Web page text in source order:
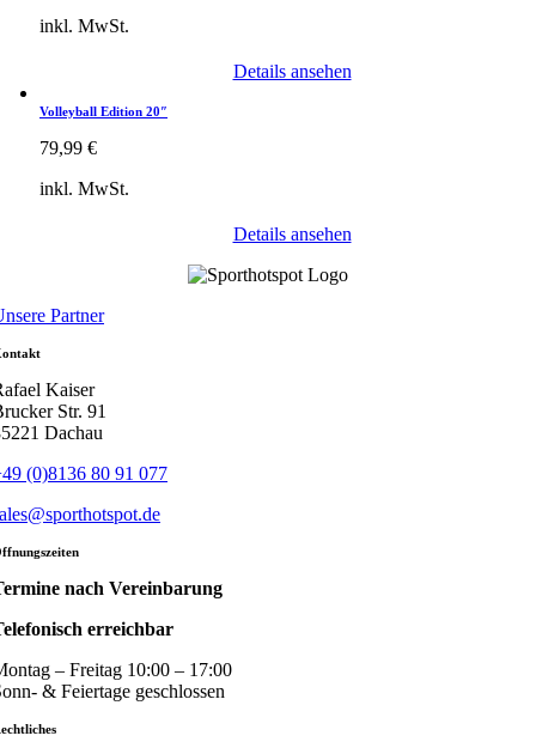
inkl. MwSt.
Details ansehen
Volleyball Edition 20″
79,99 €
inkl. MwSt.
Details ansehen
Partner
Kaiser
Str. 91
Dachau
(0)8136 80 91 077
nach Vereinbarung
erreichbar
– Freitag 10:00 – 17:00
& Feiertage geschlossen